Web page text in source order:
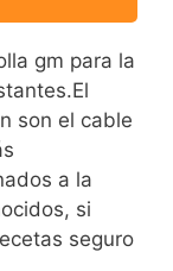
gm para la
son el cable
a la
si
seguro